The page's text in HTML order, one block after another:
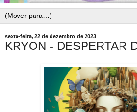
sexta-feira, 22 de dezembro de 2023
KRYON - DESPERTAR